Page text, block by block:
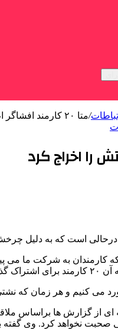
/متا ۲۰ کارمند افشاگر اطلاعاتش را اخراج کرد
است که به دلیل
کارمندان به شرکت ما می
نیز شود.
می کنیم و هر زمان که
ای از گزارش ها براساس
صحبت نخواهد کرد. وی